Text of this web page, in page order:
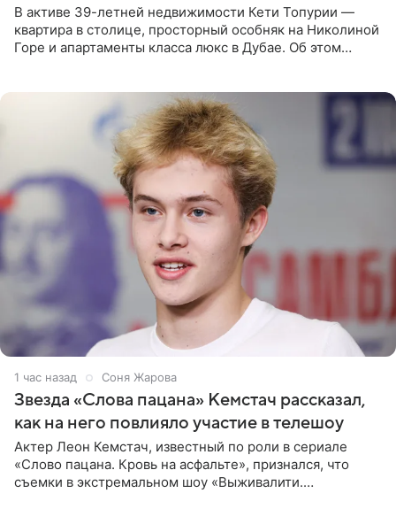
В активе 39-летней недвижимости Кети Топурии —
квартира в столице, просторный особняк на Николиной
Горе и апартаменты класса люкс в Дубае. Об этом
1 час назад Соня Жарова
Звезда «Слова пацана» Кемстач рассказал,
как на него повлияло участие в телешоу
Актер Леон Кемстач, известный по роли в сериале
«Слово пацана. Кровь на асфальте», признался, что
съемки в экстремальном шоу «Выживалити.